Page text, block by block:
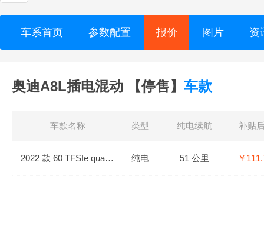
车系首页 参数配置 报价 图片 资
奥迪A8L插电混动 【停售】 车款
车款名称 类型 纯电续航 补贴
2022 款 60 TFSIe quattro 典藏版 纯电 51 公里 ￥